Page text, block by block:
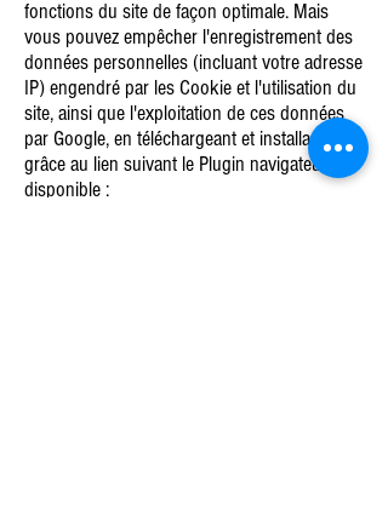
fonctions du site de façon optimale. Mais
vous pouvez empêcher l'enregistrement des
données personnelles (incluant votre adresse
IP) engendré par les Cookie et l'utilisation du
site, ainsi que l'exploitation de ces données
par Google, en téléchargeant et installant
grâce au lien suivant le Plugin navigateur
disponible :